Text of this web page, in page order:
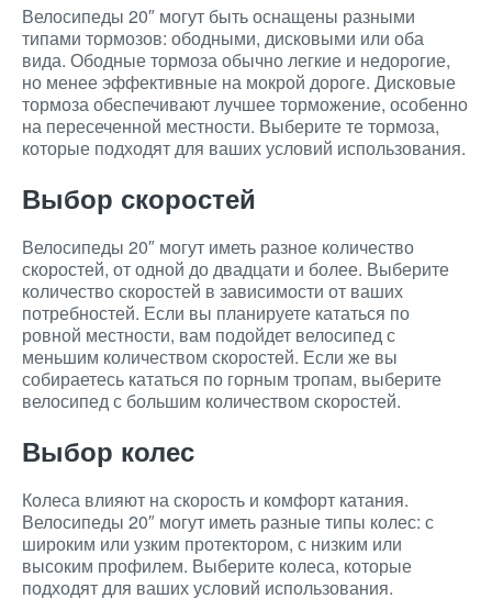
Велосипеды 20″ могут быть оснащены разными
типами тормозов: ободными, дисковыми или оба
вида. Ободные тормоза обычно легкие и недорогие,
но менее эффективные на мокрой дороге. Дисковые
тормоза обеспечивают лучшее торможение, особенно
на пересеченной местности. Выберите те тормоза,
которые подходят для ваших условий использования.
Выбор скоростей
Велосипеды 20″ могут иметь разное количество
скоростей, от одной до двадцати и более. Выберите
количество скоростей в зависимости от ваших
потребностей. Если вы планируете кататься по
ровной местности, вам подойдет велосипед с
меньшим количеством скоростей. Если же вы
собираетесь кататься по горным тропам, выберите
велосипед с большим количеством скоростей.
Выбор колес
Колеса влияют на скорость и комфорт катания.
Велосипеды 20″ могут иметь разные типы колес: с
широким или узким протектором, с низким или
высоким профилем. Выберите колеса, которые
подходят для ваших условий использования.